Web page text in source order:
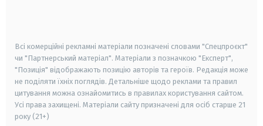
Всі комерційні рекламні матеріали позначені словами "Спецпроєкт"
чи "Партнерський матеріал". Матеріали з позначкою "Експерт",
"Позиція" відображають позицію авторів та героїв. Редакція може
не поділяти їхніх поглядів. Детальніше щодо реклами та правил
цитування можна ознайомитись в правилах користування сайтом.
Усі права захищені. Матеріали сайту призначені для осіб старше 21
року (21+)